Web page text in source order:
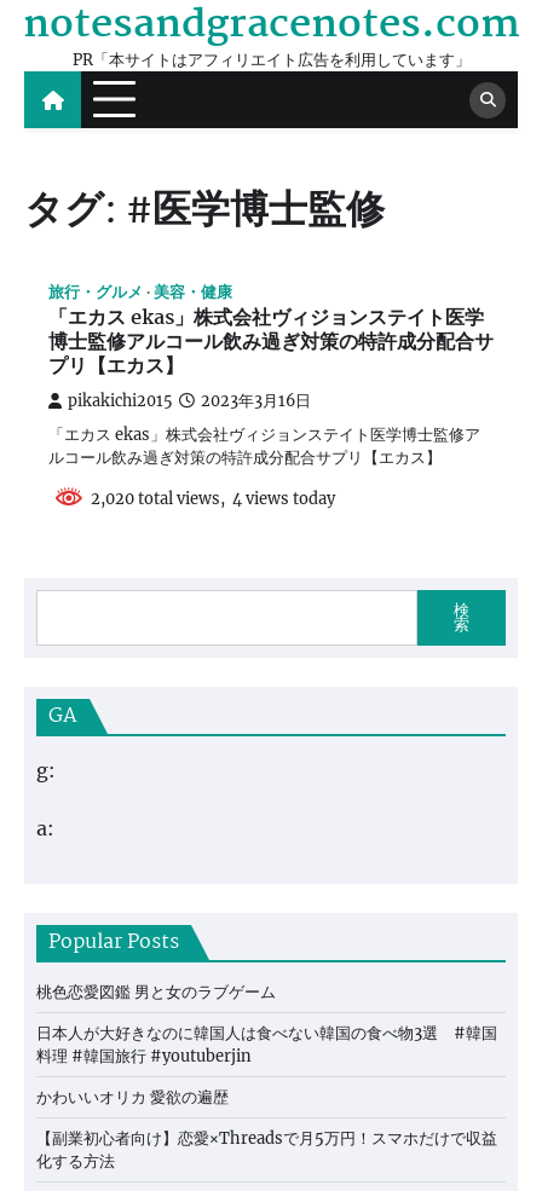
Skip
content
notesandgracenotes.com
PR「本サイトはアフィリエイト広告を利用しています」
タグ: #医学博士監修
旅行・グルメ 美容・健康
「エカス ekas」株式会社ヴィジョンステイト医学
博士監修アルコール飲み過ぎ対策の特許成分配合サ
プリ【エカス】
pikakichi2015 2023年3月16日
「エカス ekas」株式会社ヴィジョンステイト医学博士監修ア
ルコール飲み過ぎ対策の特許成分配合サプリ【エカス】
2,020 total views, 4 views today
検
索
GA
g:
a:
Popular Posts
桃色恋愛図鑑 男と女のラブゲーム
日本人が大好きなのに韓国人は食べない韓国の食べ物3選 #韓国
料理 #韓国旅行 #youtuberjin
かわいいオリカ 愛欲の遍歴
【副業初心者向け】恋愛×Threadsで月5万円！スマホだけで収益
化する方法